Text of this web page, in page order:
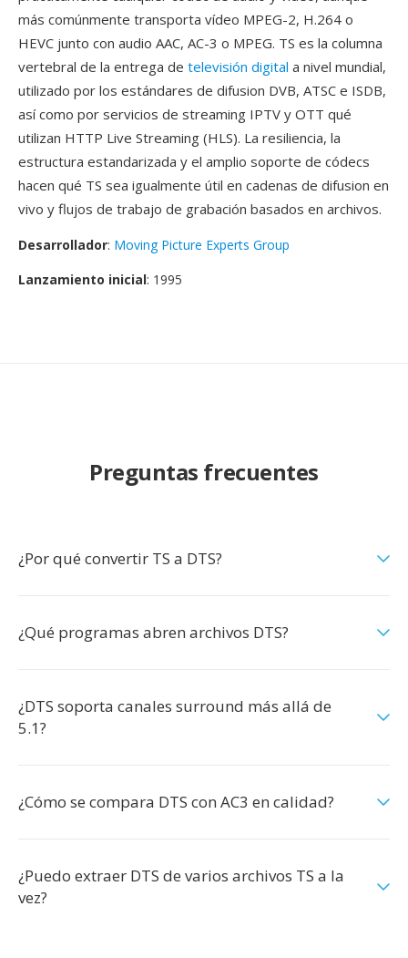
más comúnmente transporta vídeo MPEG-2, H.264 o
HEVC junto con audio AAC, AC-3 o MPEG. TS es la columna
vertebral de la entrega de televisión digital a nivel mundial,
utilizado por los estándares de difusion DVB, ATSC e ISDB,
así como por servicios de streaming IPTV y OTT qué
utilizan HTTP Live Streaming (HLS). La resiliencia, la
estructura estandarizada y el amplio soporte de códecs
hacen qué TS sea igualmente útil en cadenas de difusion en
vivo y flujos de trabajo de grabación basados en archivos.
Desarrollador: Moving Picture Experts Group
Lanzamiento inicial: 1995
Preguntas frecuentes
¿Por qué convertir TS a DTS?
¿Qué programas abren archivos DTS?
¿DTS soporta canales surround más allá de
5.1?
¿Cómo se compara DTS con AC3 en calidad?
¿Puedo extraer DTS de varios archivos TS a la
vez?